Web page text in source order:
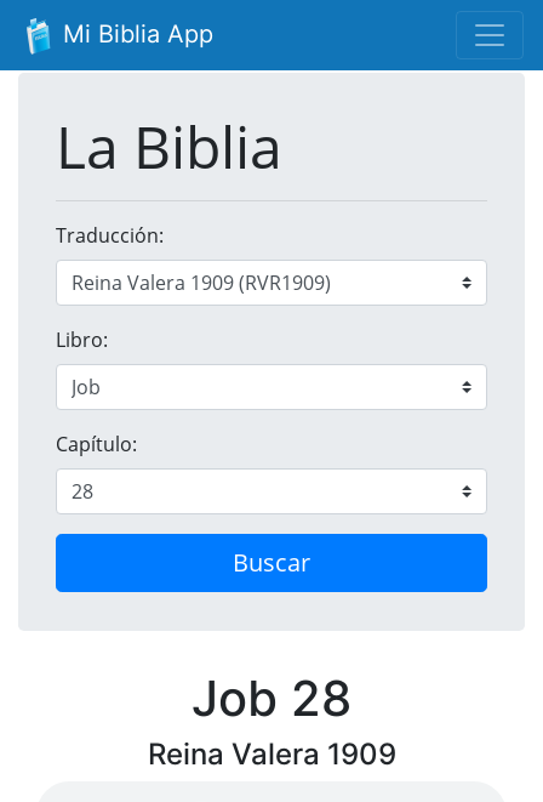
Mi Biblia App
La Biblia
Traducción:
Libro:
Capítulo:
Buscar
Job 28
Reina Valera 1909